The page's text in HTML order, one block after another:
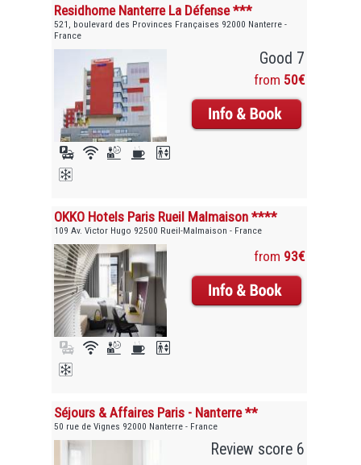
Residhome Nanterre La Défense ***
521, boulevard des Provinces Françaises 92000 Nanterre -
France
Good 7
from 50€
OKKO Hotels Paris Rueil Malmaison ****
109 Av. Victor Hugo 92500 Rueil-Malmaison - France
from 93€
Séjours & Affaires Paris - Nanterre **
50 rue de Vignes 92000 Nanterre - France
Review score 6